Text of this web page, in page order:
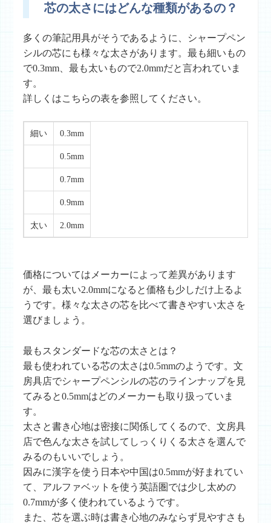
芯の太さにはどんな種類があるの？
多くの筆記用具がそうであるように、シャープペン
シルの芯にも様々な太さがあります。最も細いもの
で0.3mm、最も太いもので2.0mmだと言われていま
す。
詳しくはこちらの表を参照してください。
細い 0.3mm
0.5mm
0.7mm
0.9mm
太い 2.0mm
価格についてはメーカーによって差異があります
が、最も太い2.0mmになると価格も少しだけ上るよ
うです。様々な太さの芯を比べて書きやすい太さを
選びましょう。
最もスタンダードな芯の太さとは？
最も使われている芯の太さは0.5mmのようです。文
房具店でシャープペンシルの芯のラインナップを見
てみると0.5mmはどのメーカーも取り扱っていま
す。
太さと書き心地は密接に関係してくるので、文房具
店で色んな太さを試してしっくりくる太さを選んで
みるのもいいでしょう。
因みに漢字を使う日本や中国は0.5mmが好まれてい
て、アルファベットを使う英語圏では少し太めの
0.7mmが多く使われているようです。
また、芯を選ぶ時は書き心地のみならず見やすさも